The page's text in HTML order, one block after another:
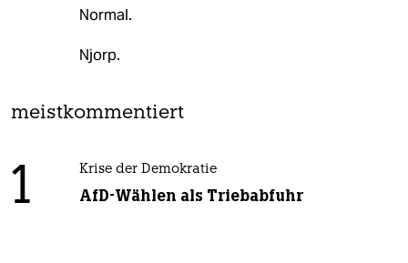
Normal.
Njorp.
meistkommentiert
1 Krise der Demokratie
AfD-Wählen als Triebabfuhr